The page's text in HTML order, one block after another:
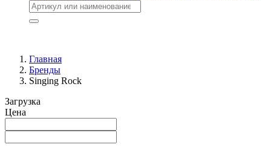
Главная
Бренды
Singing Rock
Загрузка
Цена